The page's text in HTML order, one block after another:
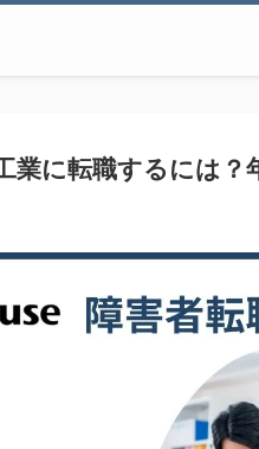
業に転職するには？